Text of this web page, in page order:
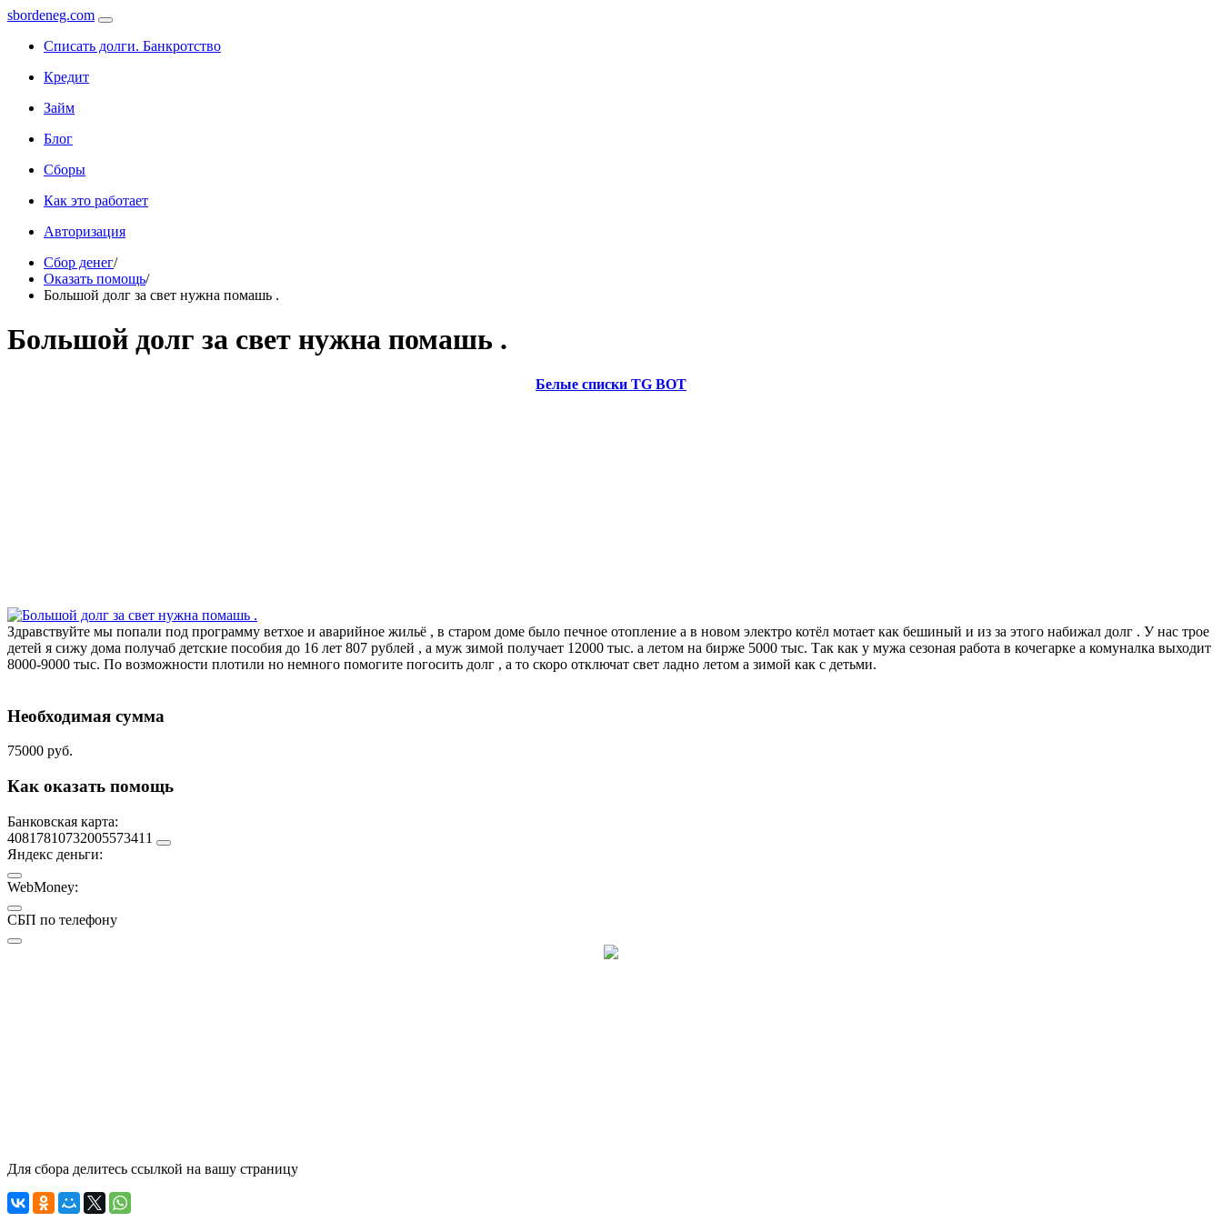
sbordeneg.com
Списать долги. Банкротство
Кредит
Займ
Блог
Сборы
Как это работает
Авторизация
Сбор денег/
Оказать помощь/
Большой долг за свет нужна помашь .
Большой долг за свет нужна помашь .
Белые списки TG BOT
Здравствуйте мы попали под программу ветхое и аварийное жильё , в старом доме было печное отопление а в новом электро котёл мотает как бешиный и из за этого набижал долг . У нас трое
детей я сижу дома получаб детские пособия до 16 лет 807 рублей , а муж зимой получает 12000 тыс. а летом на бирже 5000 тыс. Так как у мужа сезоная работа в кочегарке а комуналка выходит
8000-9000 тыс. По возможности плотили но немного помогите погосить долг , а то скоро отключат свет ладно летом а зимой как с детьми.
Необходимая сумма
75000 руб.
Как оказать помощь
Банковская карта:
40817810732005573411
Яндекс деньги:
WebMoney:
СБП по телефону
Для сбора делитесь ссылкой на вашу страницу